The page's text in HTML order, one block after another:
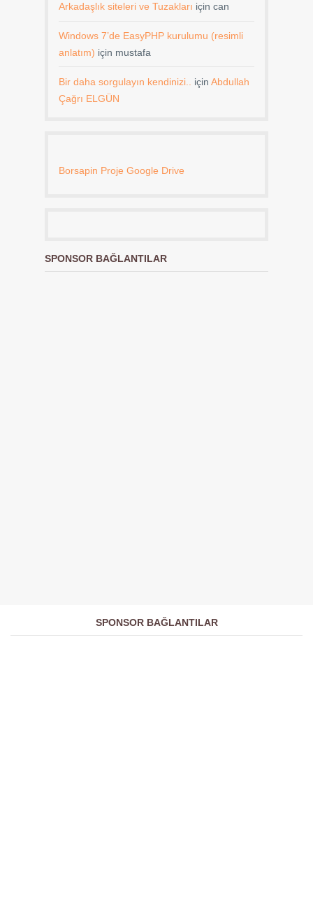
Arkadaşlık siteleri ve Tuzakları için can
Windows 7’de EasyPHP kurulumu (resimli
anlatım) için mustafa
Bir daha sorgulayın kendinizi.. için Abdullah
Çağrı ELGÜN
Borsapin Proje Google Drive
SPONSOR BAĞLANTILAR
SPONSOR BAĞLANTILAR